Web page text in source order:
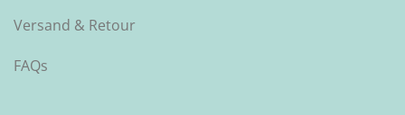
Versand & Retour
FAQs